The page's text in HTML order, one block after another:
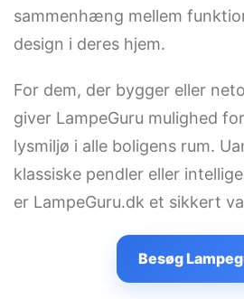
sammenhæng mellem
design i deres hjem.
For dem, der bygger eller
giver LampeGuru mulighed
lysmiljø i alle boligens rum.
klassiske pendler eller
er LampeGuru.dk et sikkert
Besøg